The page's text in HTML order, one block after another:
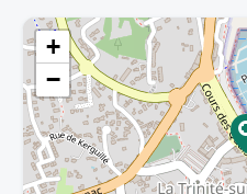
+
−